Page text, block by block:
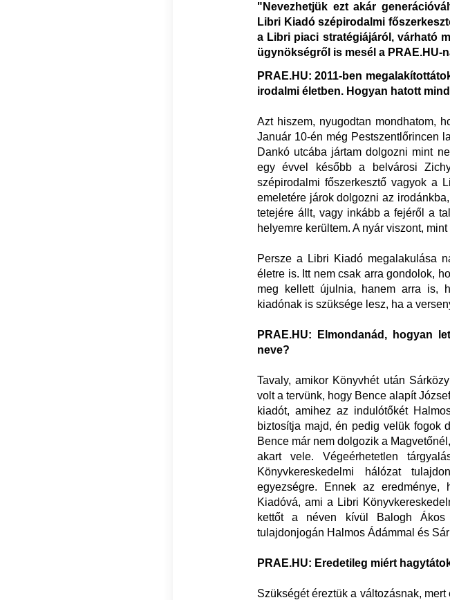
"Nevezhetjük ezt akár
Libri Kiadó szépirodalmi
a Libri piaci stratégiájáról, várható
ügynökségről is mesél a PRAE.HU-
PRAE.HU: 2011-ben
irodalmi életben. Hogyan hatott
Azt hiszem, nyugodtan mondhatom,
Január 10-én még Pestszentlőrincen
Dankó utcába jártam dolgozni mint
egy évvel később a belvárosi
szépirodalmi főszerkesztő vagyok a
emeletére járok dolgozni az
tetejére állt, vagy inkább a fejéről a
helyemre kerültem. A nyár viszont,
Persze a Libri Kiadó megalakulása
életre is. Itt nem csak arra gondolok,
meg kellett újulnia, hanem arra is,
kiadónak is szüksége lesz, ha a
PRAE.HU: Elmondanád, hogyan
neve?
Tavaly, amikor Könyvhét után
volt a tervünk, hogy Bence alapít
kiadót, amihez az indulótőkét
biztosítja majd, én pedig velük fogok
Bence már nem dolgozik a
akart vele. Végeérhetetlen
Könyvkereskedelmi hálózat
egyezségre. Ennek az
Kiadóvá, ami a Libri
kettőt a néven kívül Balogh
tulajdonjogán Halmos Ádámmal és
PRAE.HU: Eredetileg miért
Szükségét éreztük a változásnak,